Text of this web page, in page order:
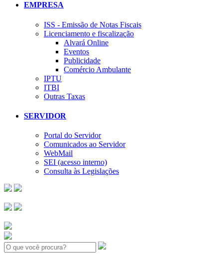
EMPRESA
ISS - Emissão de Notas Fiscais
Licenciamento e fiscalização
Alvará Online
Eventos
Publicidade
Comércio Ambulante
IPTU
ITBI
Outras Taxas
SERVIDOR
Portal do Servidor
Comunicados ao Servidor
WebMail
SEI (acesso interno)
Consulta às Legislações
Search: